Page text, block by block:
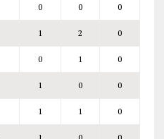
0 0 0
1 2 0
0 1 0
1 0 0
1 1 0